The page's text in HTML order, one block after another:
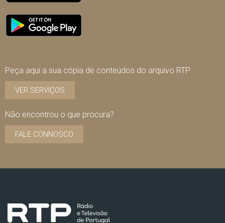
Peça aqui a sua cópia de conteúdos do arquivo RTP
VER SERVIÇOS
Não encontrou o que procura?
FALE CONNOSCO